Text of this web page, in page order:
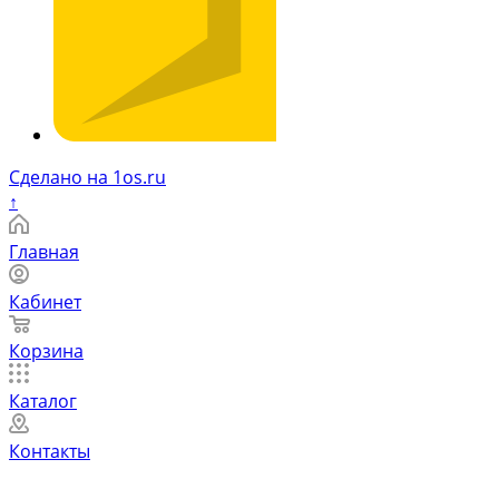
Сделано на 1os.ru
↑
Главная
Кабинет
Корзина
Каталог
Контакты